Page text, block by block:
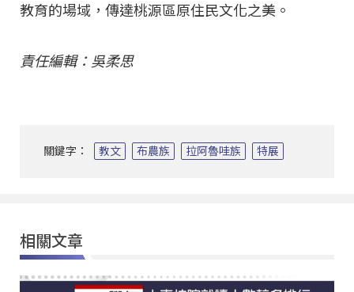
教育的場域，傳達桃源區原住民文化之美。
責任編輯：吳柔思
關鍵字： 教文 布農族 拉阿魯哇族 特展
相關文章